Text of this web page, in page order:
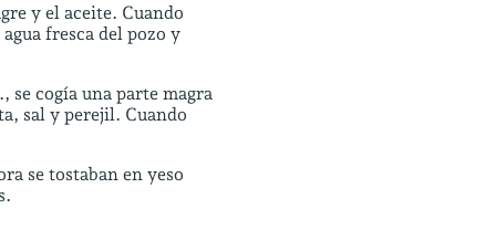
y el aceite. Cuando
fresca del pozo y
se cogía una parte magra
sal y perejil. Cuando
se tostaban en yeso